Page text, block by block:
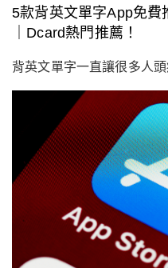
5款背英文單字App免費
｜Dcard熱門推薦！
背英文單字一直讓很多人